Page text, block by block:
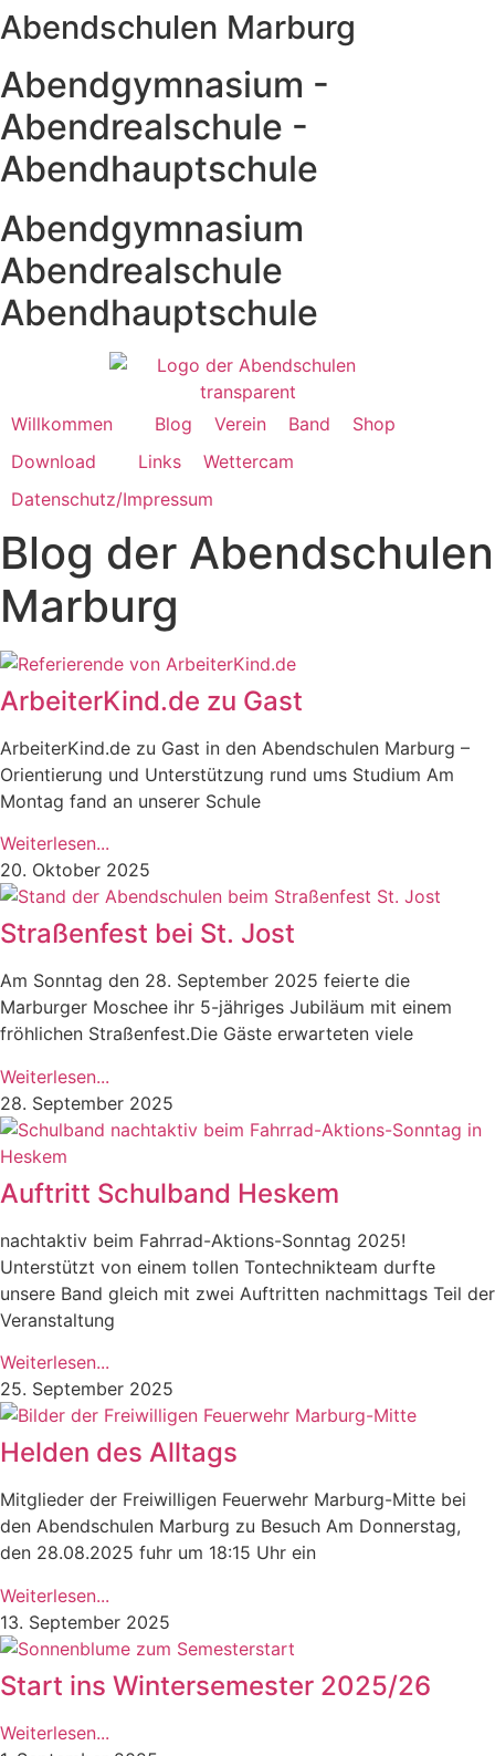
Zum
springen
Abendschulen Marburg
Abendgymnasium -
Abendrealschule -
Abendhauptschule
Abendgymnasium
Abendrealschule
Abendhauptschule
Willkommen Blog Verein Band
Shop
Download
Links
Wettercam
Datenschutz/Impressum
Blog der Abendschulen
Marburg​
ArbeiterKind.de zu Gast
ArbeiterKind.de zu Gast in den Abendschulen Marburg –
Orientierung und Unterstützung rund ums Studium Am
Montag fand an unserer Schule
Weiterlesen...
20. Oktober 2025
Straßenfest bei St. Jost
Am Sonntag den 28. September 2025 feierte die
Marburger Moschee ihr 5-jähriges Jubiläum mit einem
fröhlichen Straßenfest.Die Gäste erwarteten viele
Weiterlesen...
28. September 2025
Auftritt Schulband Heskem
nachtaktiv beim Fahrrad-Aktions-Sonntag 2025!
Unterstützt von einem tollen Tontechnikteam durfte
unsere Band gleich mit zwei Auftritten nachmittags Teil der
Veranstaltung
Weiterlesen...
25. September 2025
Helden des Alltags
Mitglieder der Freiwilligen Feuerwehr Marburg-Mitte bei
den Abendschulen Marburg zu Besuch Am Donnerstag,
den 28.08.2025 fuhr um 18:15 Uhr ein
Weiterlesen...
13. September 2025
Start ins Wintersemester 2025/26
Weiterlesen...